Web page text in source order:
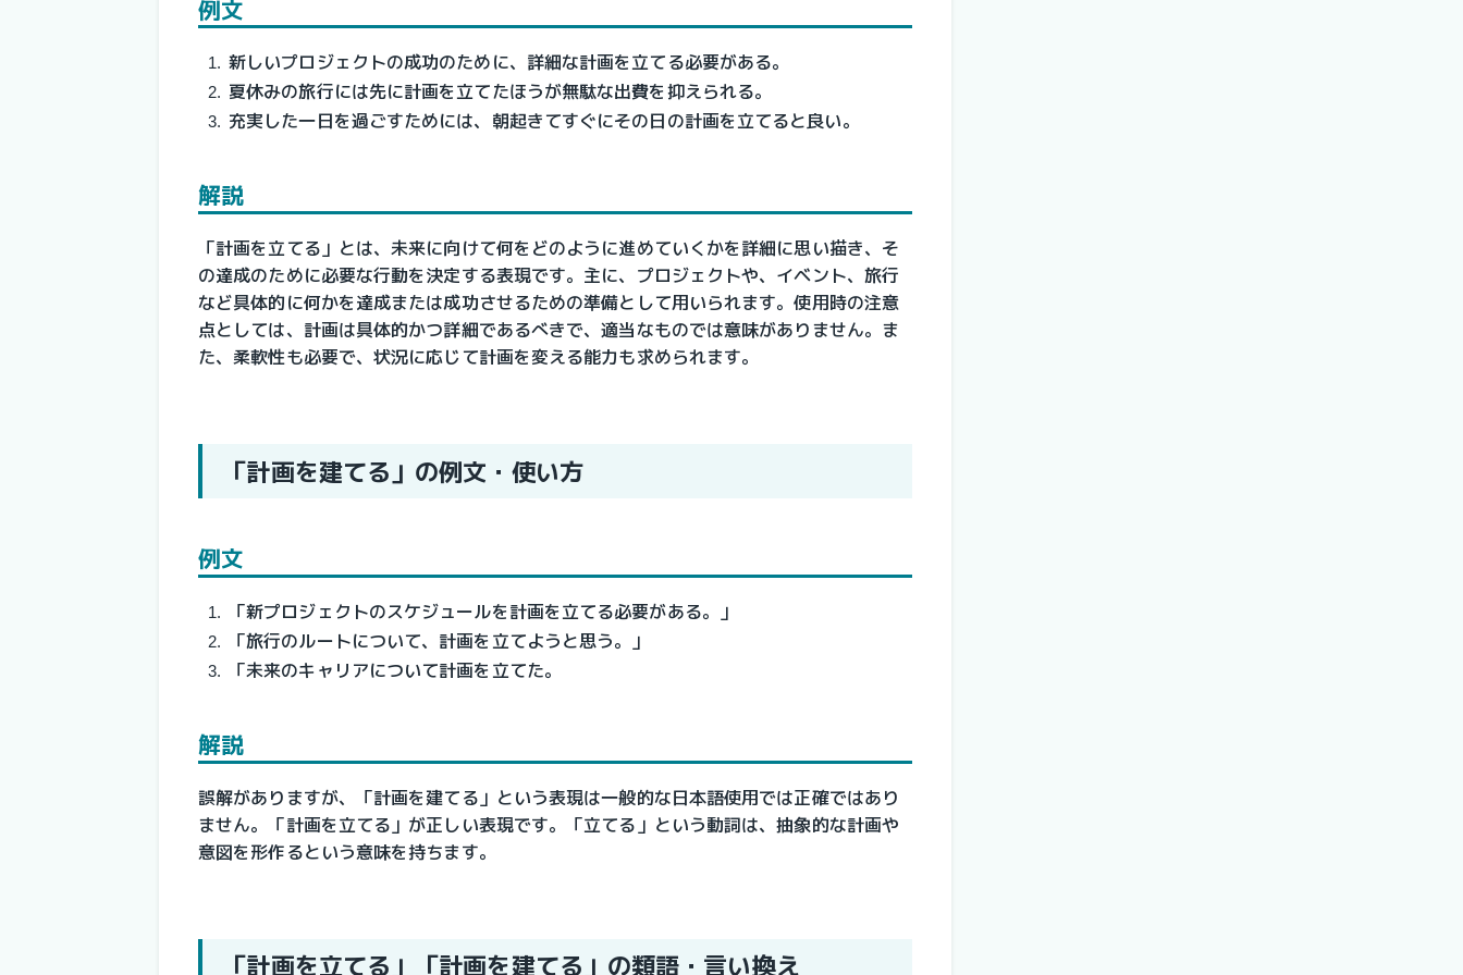
例文
新しいプロジェクトの成功のために、詳細な計画を立てる必要がある。
夏休みの旅行には先に計画を立てたほうが無駄な出費を抑えられる。
充実した一日を過ごすためには、朝起きてすぐにその日の計画を立てると良い。
解説
「計画を立てる」とは、未来に向けて何をどのように進めていくかを詳細に思い描き、そ
の達成のために必要な行動を決定する表現です。主に、プロジェクトや、イベント、旅行
など具体的に何かを達成または成功させるための準備として用いられます。使用時の注意
点としては、計画は具体的かつ詳細であるべきで、適当なものでは意味がありません。ま
た、柔軟性も必要で、状況に応じて計画を変える能力も求められます。
「計画を建てる」の例文・使い方
例文
「新プロジェクトのスケジュールを計画を立てる必要がある。」
「旅行のルートについて、計画を立てようと思う。」
「未来のキャリアについて計画を立てた。
解説
誤解がありますが、「計画を建てる」という表現は一般的な日本語使用では正確ではあり
ません。「計画を立てる」が正しい表現です。「立てる」という動詞は、抽象的な計画や
意図を形作るという意味を持ちます。
「計画を立てる」「計画を建てる」の類語・言い換え